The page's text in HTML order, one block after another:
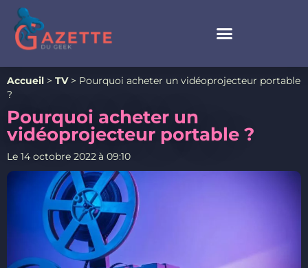
Accueil > TV> Pourquoi acheter un vidéoprojecteur portable
?
Pourquoi acheter un
vidéoprojecteur portable ?
Le 14 octobre 2022à 09:10